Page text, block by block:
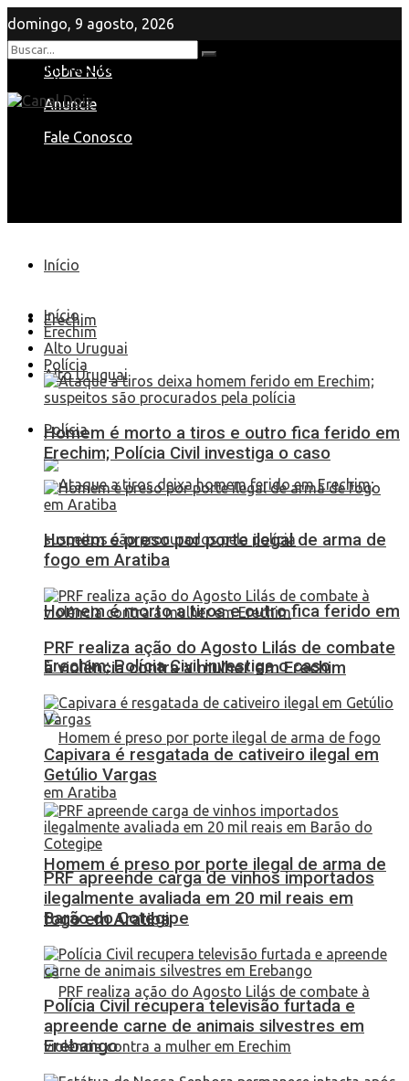
domingo, 9 agosto, 2026
Sobre Nós
Anuncie
Fale Conosco
Nenhum Resultado
View All Result
Início
Erechim
Alto Uruguai
Polícia
Homem é morto a tiros e outro fica ferido em
Erechim; Polícia Civil investiga o caso
Homem é preso por porte ilegal de arma de
fogo em Aratiba
Início
Erechim
Alto Uruguai
Polícia
Homem é morto a tiros e outro fica ferido em
Erechim; Polícia Civil investiga o caso
Homem é preso por porte ilegal de arma de
fogo em Aratiba
PRF realiza ação do Agosto Lilás de combate
à violência contra a mulher em Erechim
Capivara é resgatada de cativeiro ilegal em
Getúlio Vargas
PRF apreende carga de vinhos importados
ilegalmente avaliada em 20 mil reais em
Barão do Cotegipe
Polícia Civil recupera televisão furtada e
apreende carne de animais silvestres em
Erebango